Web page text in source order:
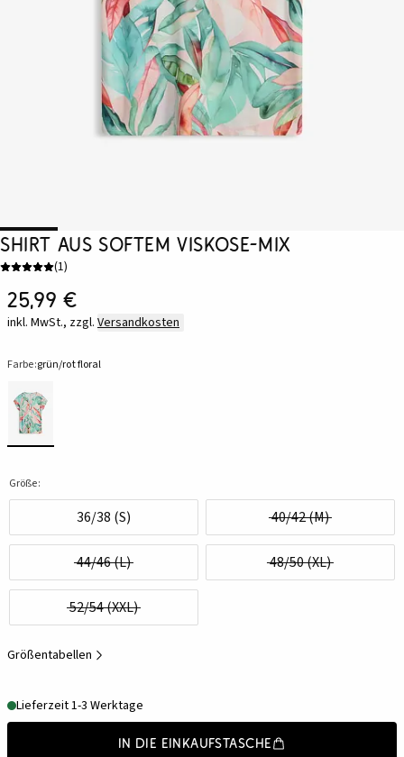
Shirt aus softem Viskose-Mix
(1)
25,99 €
inkl. MwSt., zzgl. Versandkosten
Farbe:grün/rot floral
Größe:
36/38 (S) 40/42 (M)
44/46 (L) 48/50 (XL)
52/54 (XXL)
Größentabellen
Lieferzeit 1-3 Werktage
In die Einkaufstasche